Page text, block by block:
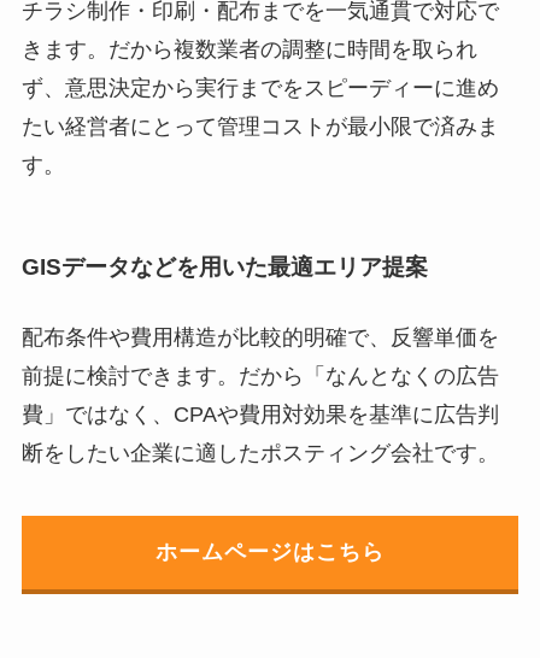
チラシ制作・印刷・配布までを一気通貫で対応で
きます。だから複数業者の調整に時間を取られ
ず、意思決定から実行までをスピーディーに進め
たい経営者にとって管理コストが最小限で済みま
す。
GISデータなどを用いた最適エリア提案
配布条件や費用構造が比較的明確で、反響単価を
前提に検討できます。だから「なんとなくの広告
費」ではなく、CPAや費用対効果を基準に広告判
断をしたい企業に適したポスティング会社です。
ホームページはこちら